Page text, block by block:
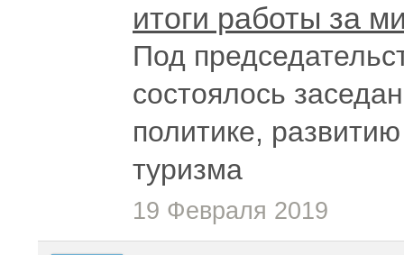
итоги работы за
Под
состоялось
политике,
туризма
19 Февраля 2019